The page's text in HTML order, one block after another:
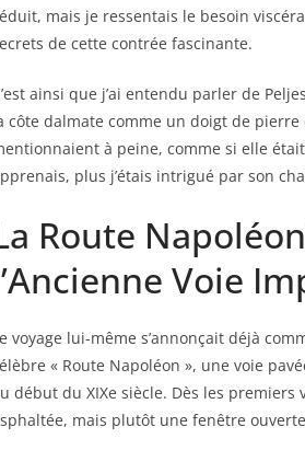
mais je ressentais le besoin
de cette contrée fascinante.
ainsi que j’ai entendu parler de
côte dalmate comme un doigt de
à peine, comme si elle
plus j’étais intrigué par son
Route
Voie
voyage lui-même s’annonçait déjà
« Route Napoléon », une voie
début du XIXe siècle. Dès les premiers
mais plutôt une fenêtre